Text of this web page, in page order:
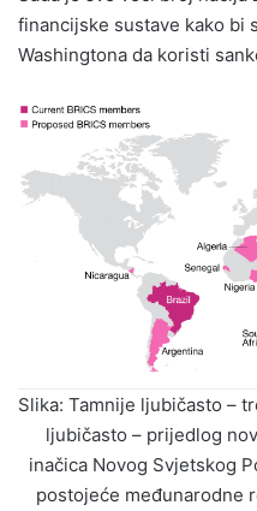
financijske sustave kako bi
Washingtona da koristi
Slika: Tamnije ljubičasto –
ljubičasto – prijedlog
inačica Novog Svjetskog
postojeće međunarodne